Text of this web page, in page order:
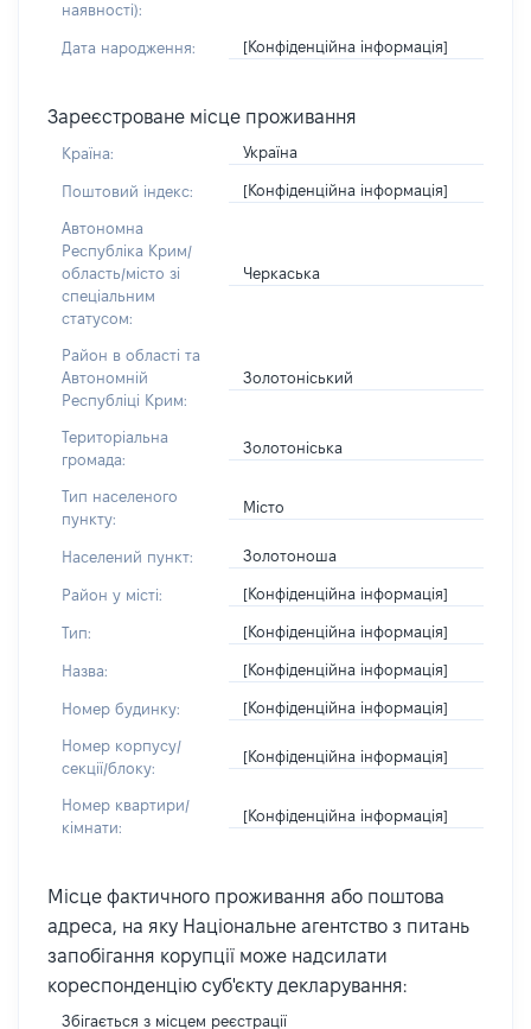
наявності):
Дата народження: [Конфіденційна інформація]
Зареєстроване місце проживання
Країна: Україна
Поштовий індекс: [Конфіденційна інформація]
Автономна
Республіка Крим/
область/місто зі
спеціальним
статусом:
Черкаська
Район в області та
Автономній
Республіці Крим:
Золотоніський
Територіальна
громада:
Золотоніська
Тип населеного
пункту:
Місто
Населений пункт: Золотоноша
Район у місті: [Конфіденційна інформація]
Тип: [Конфіденційна інформація]
Назва: [Конфіденційна інформація]
Номер будинку: [Конфіденційна інформація]
Номер корпусу/
секції/блоку:
[Конфіденційна інформація]
Номер квартири/
кімнати:
[Конфіденційна інформація]
Місце фактичного проживання або поштова
адреса, на яку Національне агентство з питань
запобігання корупції може надсилати
кореспонденцію суб'єкту декларування:
Збігається з місцем реєстрації